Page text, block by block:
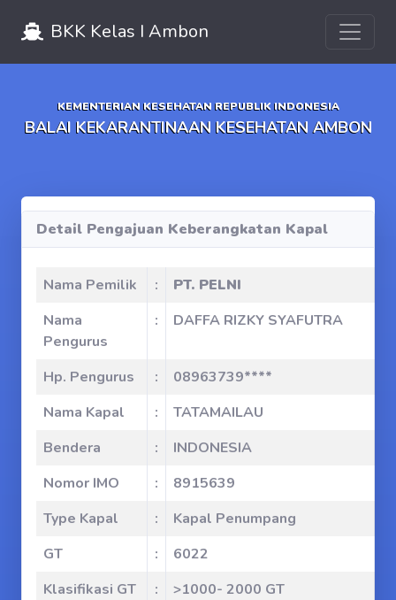
BKK Kelas I Ambon
KEMENTERIAN KESEHATAN REPUBLIK INDONESIA
BALAI KEKARANTINAAN KESEHATAN AMBON
Detail Pengajuan Keberangkatan Kapal
Nama Pemilik :
PT. PELNI
Nama
Pengurus
: DAFFA RIZKY SYAFUTRA
Hp. Pengurus :
08963739****
Nama Kapal
:
TATAMAILAU
Bendera
:
INDONESIA
Nomor IMO
:
8915639
Type Kapal
:
Kapal Penumpang
GT
:
6022
Klasifikasi GT
:
>1000- 2000 GT